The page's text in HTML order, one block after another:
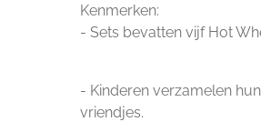
Kenmerken:
- Sets bevatten vijf Hot
- Kinderen verzamelen
vriendjes.